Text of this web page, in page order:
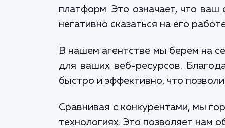
платформ. Это означает, что ваш
негативно сказаться на его
В нашем агентстве мы берем на
для ваших веб-ресурсов.
быстро и эффективно, что
Сравнивая с конкурентами, мы
технологиях. Это позволяет нам